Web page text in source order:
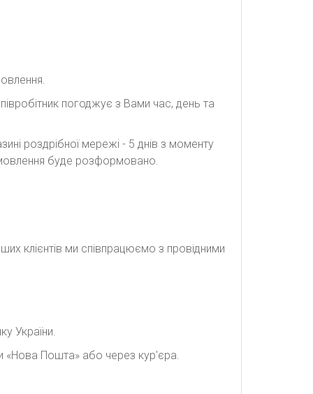
погоджує з Вами час, день та
роздрібної мережі - 5 днів з моменту
буде розформовано.
клієнтів ми співпрацюємо з провідними
України.
«Нова Пошта» або через кур'єра.